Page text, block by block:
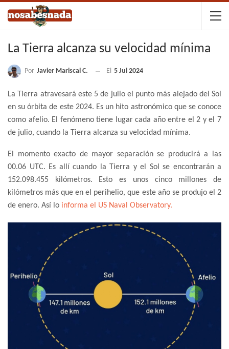
La Tierra alcanza su velocidad mínima
Por Javier Mariscal C. El 5 Jul 2024
La Tierra atravesará este 5 de julio el punto más alejado del Sol
en su órbita de este 2024. Es un hito astronómico que se conoce
como afelio. El fenómeno tiene lugar cada año entre el 2 y el 7
de julio, cuando la Tierra alcanza su velocidad mínima.
El momento exacto de mayor separación se producirá a las
00.06 UTC. Es allí cuando la Tierra y el Sol se encontrarán a
152.098.455 kilómetros. Esto es unos cinco millones de
kilómetros más que en el perihelio, que este año se produjo el 2
de enero. Así lo informa el US Naval Observatory.